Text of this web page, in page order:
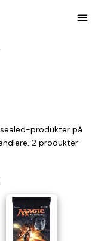
produkter på
2 produkter